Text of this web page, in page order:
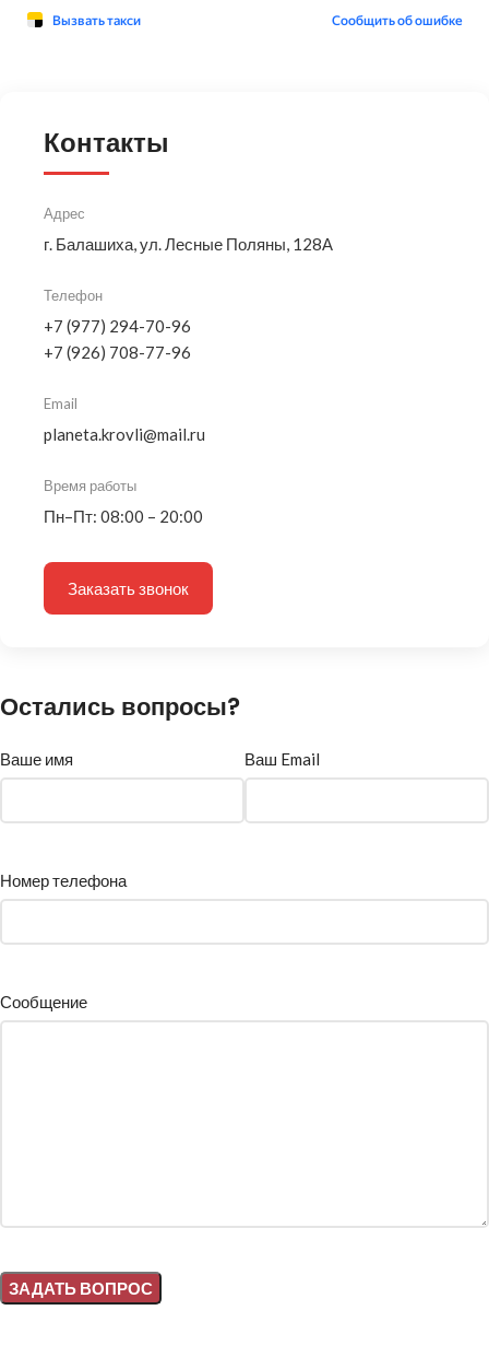
Контакты
Адрес
г. Балашиха, ул. Лесные Поляны, 128А
Телефон
+7 (977) 294-70-96
+7 (926) 708-77-96
Email
planeta.krovli@mail.ru
Время работы
Пн–Пт: 08:00 – 20:00
Заказать звонок
Остались вопросы?
Ваше имя Ваш Email
Номер телефона
Сообщение